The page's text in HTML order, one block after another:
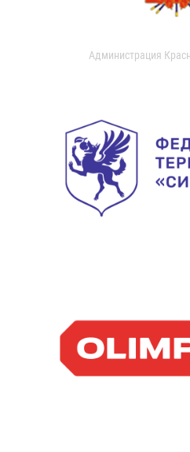
Администрация